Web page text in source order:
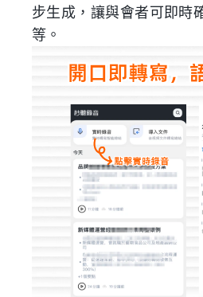
步生成，讓與會者可即時
等。